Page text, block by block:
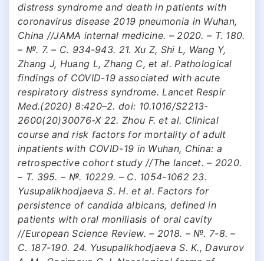
distress syndrome and death in patients with
coronavirus disease 2019 pneumonia in Wuhan,
China //JAMA internal medicine. – 2020. – Т. 180.
– №. 7. – С. 934-943. 21. Xu Z, Shi L, Wang Y,
Zhang J, Huang L, Zhang C, et al. Pathological
findings of COVID-19 associated with acute
respiratory distress syndrome. Lancet Respir
Med.(2020) 8:420–2. doi: 10.1016/S2213-
2600(20)30076-X 22. Zhou F. et al. Clinical
course and risk factors for mortality of adult
inpatients with COVID-19 in Wuhan, China: a
retrospective cohort study //The lancet. – 2020.
– Т. 395. – №. 10229. – С. 1054-1062 23.
Yusupalikhodjaeva S. H. et al. Factors for
persistence of candida albicans, defined in
patients with oral moniliasis of oral cavity
//European Science Review. – 2018. – №. 7-8. –
С. 187-190. 24. Yusupalikhodjaeva S. K., Davurov